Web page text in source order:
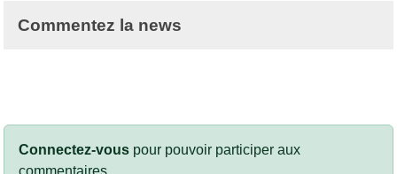
Commentez la news
Connectez-vous pour pouvoir participer aux
commentaires.